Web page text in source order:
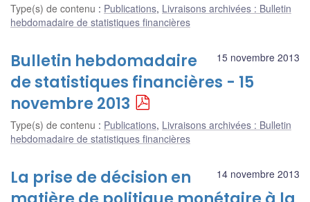
Type(s) de contenu : Publications, Livraisons archivées : Bulletin
hebdomadaire de statistiques financières
15 novembre 2013
Bulletin hebdomadaire
de statistiques financières - 15
novembre 2013
Type(s) de contenu : Publications, Livraisons archivées : Bulletin
hebdomadaire de statistiques financières
14 novembre 2013
La prise de décision en